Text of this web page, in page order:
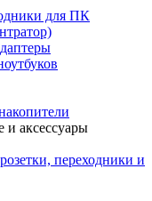
для ПК
и аксессуары
переходники и